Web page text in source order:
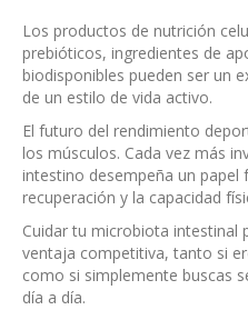
Los productos de nutrición
prebióticos, ingredientes de
biodisponibles pueden ser un
de un estilo de vida activo.
El futuro del rendimiento
los músculos. Cada vez más
intestino desempeña un papel
recuperación y la capacidad
Cuidar tu microbiota intestinal
ventaja competitiva, tanto si
como si simplemente buscas
día a día.